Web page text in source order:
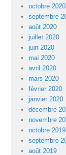
octobre 2020
septembre
août 2020
juillet 2020
juin 2020
mai 2020
avril 2020
mars 2020
février 2020
janvier 2020
décembre
novembre
octobre 2019
septembre
août 2019